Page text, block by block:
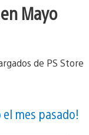
Mayo
mes pasado!